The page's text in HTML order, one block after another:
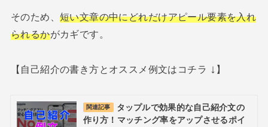
そのため、 短い文章の中にどれだけアピール要素を入れ
られるかがカギです。
【自己紹介の書き方とオススメ例文はコチラ ↓ 】
関連記事
タップルで効果的な自己紹介文の
作り方！マッチング率をアップさせるポイ